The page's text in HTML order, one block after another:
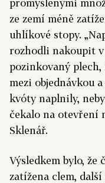
ze zemí méně
uhlíkové stopy.
rozhodli nakoupit
pozinkovaný plech,
mezi objednávkou
kvóty naplnily,
čekalo na otevření
Sklenář.
Výsledkem bylo, že
zatížena clem,